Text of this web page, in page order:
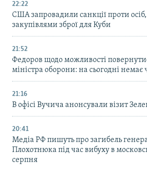
22:22
США запровадили санкції проти осіб,
закупівлями зброї для Куби
21:52
Федоров щодо можливості
міністра оборони: на сьогодні немає
21:16
В офісі Вучича анонсували візит
20:41
Медіа РФ пишуть про загибель
Плохотнюка під час вибуху в
серпня